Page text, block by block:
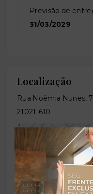
Previsão de
31/03/2029
Localização
Rua Noêmia Nunes,
21021-610
+
−